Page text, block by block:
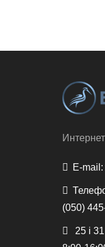
E-mail:
(050)
25 і